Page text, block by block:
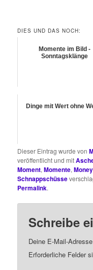
DIES UND DAS NOCH:
Momente im Bild -
Sonntagsklänge
Dinge mit Wert ohne
Dieser Eintrag wurde von
veröffentlicht und mit
Moment,Momente,Money
Schnappschüsse
Permalink.
Schreibe
Deine E-Mail-
Erforderliche Felder